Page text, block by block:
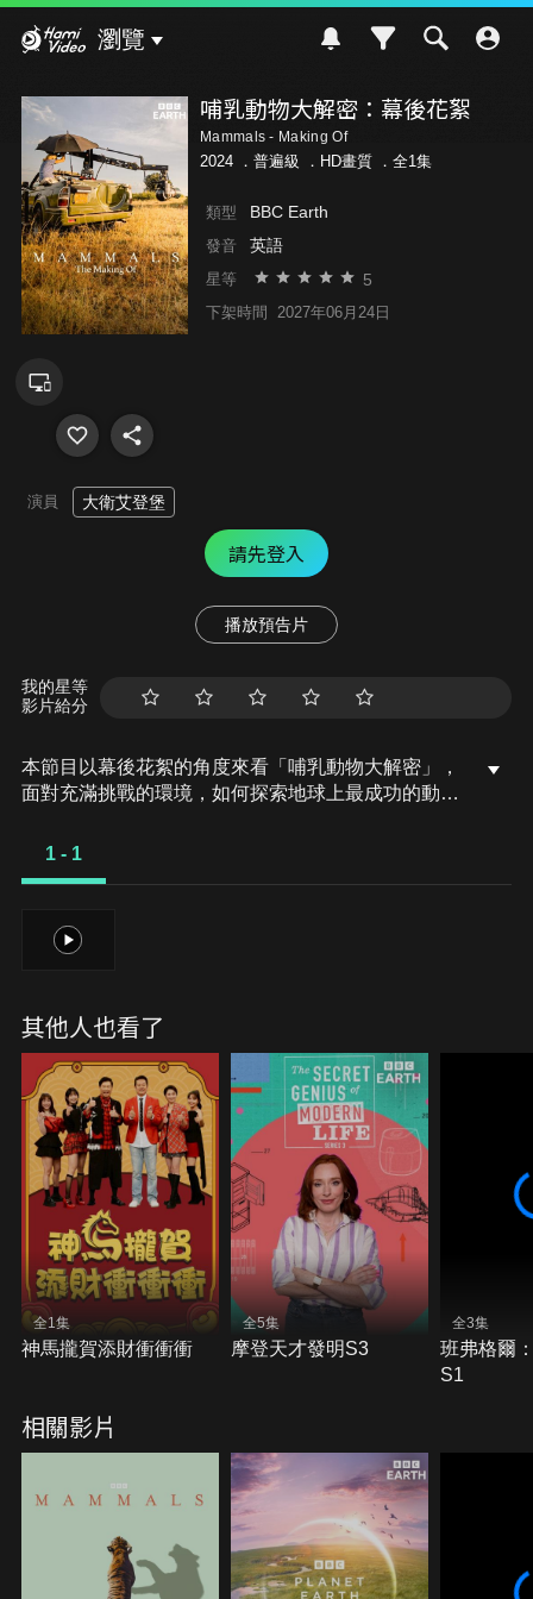
瀏覽
哺乳動物大解密：幕後花絮
Mammals - Making Of
2024 ． 普遍級 ．HD畫質 ．全1集
類型 BBC Earth
發音 英語
星等 5
下架時間 2027年06月24日
演員 大衛艾登堡
請先登入
播放預告片
我的星等
影片給分
本節目以幕後花絮的角度來看「哺乳動物大解密」，
面對充滿挑戰的環境，如何探索地球上最成功的動物
1 - 1
1
其他人也看了
全1集
神馬攏賀添財衝衝衝
全5集
摩登天才發明S3
全3集
班弗格爾
S1
相關影片